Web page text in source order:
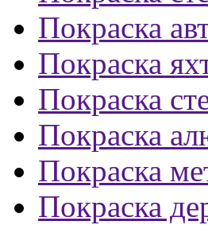
Покраска
Покраска
Покраска
Покраска
Покраска
Покраска